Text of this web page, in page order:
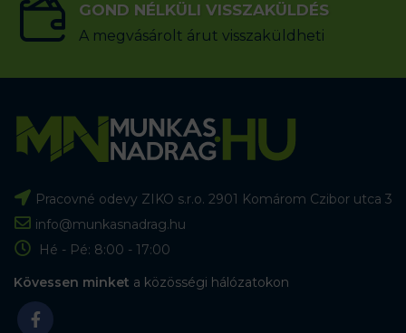
GOND NÉLKÜLI VISSZAKÜLDÉS
A megvásárolt árut visszaküldheti
Pracovné odevy ZIKO s.r.o. 2901 Komárom Czibor utca 3
info@munkasnadrag.hu
Hé - Pé: 8:00 - 17:00
Kövessen minket a közösségi hálózatokon